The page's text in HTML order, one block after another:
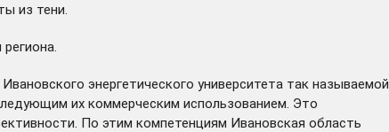
из тени.
энергетического университета так называемой
их коммерческим использованием. Это
По этим компетенциям Ивановская область